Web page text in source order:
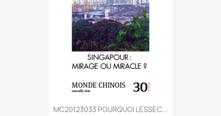
MC20123033 POURQUOI LESSEC...